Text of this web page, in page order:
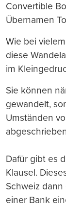
Convertible
Übernamen
Wie bei
diese
im
Sie können
gewandelt,
Umständen
Dafür gibt es
Klausel.
Schweiz
einer Bank